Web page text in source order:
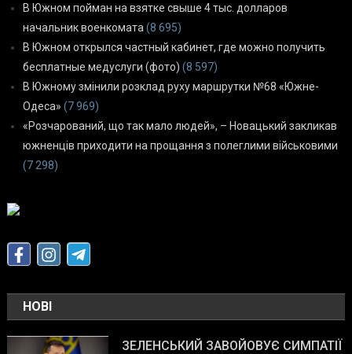
В Южном пойман на взятке свыше 4 тыс. долларов
начальник военкомата (8 695)
В Южном открылся частный кабинет, где можно получить
бесплатные медуслуги (фото) (8 597)
В Южному змінили розклад руху маршрутки №68 «Южне-
Одеса» (7 969)
«Розчарований, що так мало людей», – Новацький закликав
южненців приходити на прощання з полеглими військовими
(7 298)
НОВІ
ЗЕЛЕНСЬКИЙ ЗАВОЙОВУЄ СИМПАТІЇ